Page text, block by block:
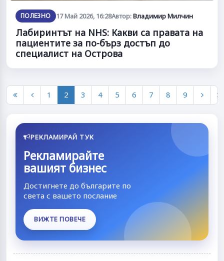
ПОЛЕЗНО 17 Май 2026, 16:28Автор:Владимир Милчин
Лабиринтът на NHS: Какви са правата на
пациентите за по-бърз достъп до
специалист на Острова
1 2 3 4 5 6 7 8 9
РЕКЛАМИРАЙ ТУК
Рекламирайте
вашият бизнес
Достигнете до българите по
света с вашето послание
ВИЖТЕ ПОВЕЧЕ